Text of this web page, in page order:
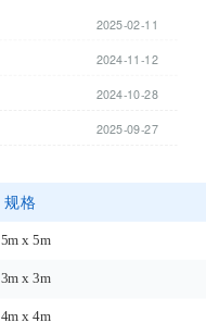
2025-02-11
2024-11-12
2024-10-28
2025-09-27
规格
5m x 5m
3m x 3m
4m x 4m